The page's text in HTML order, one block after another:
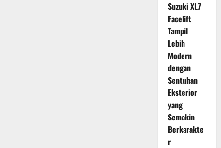
Suzuki XL7
Facelift
Tampil
Lebih
Modern
dengan
Sentuhan
Eksterior
yang
Semakin
Berkarakte
r